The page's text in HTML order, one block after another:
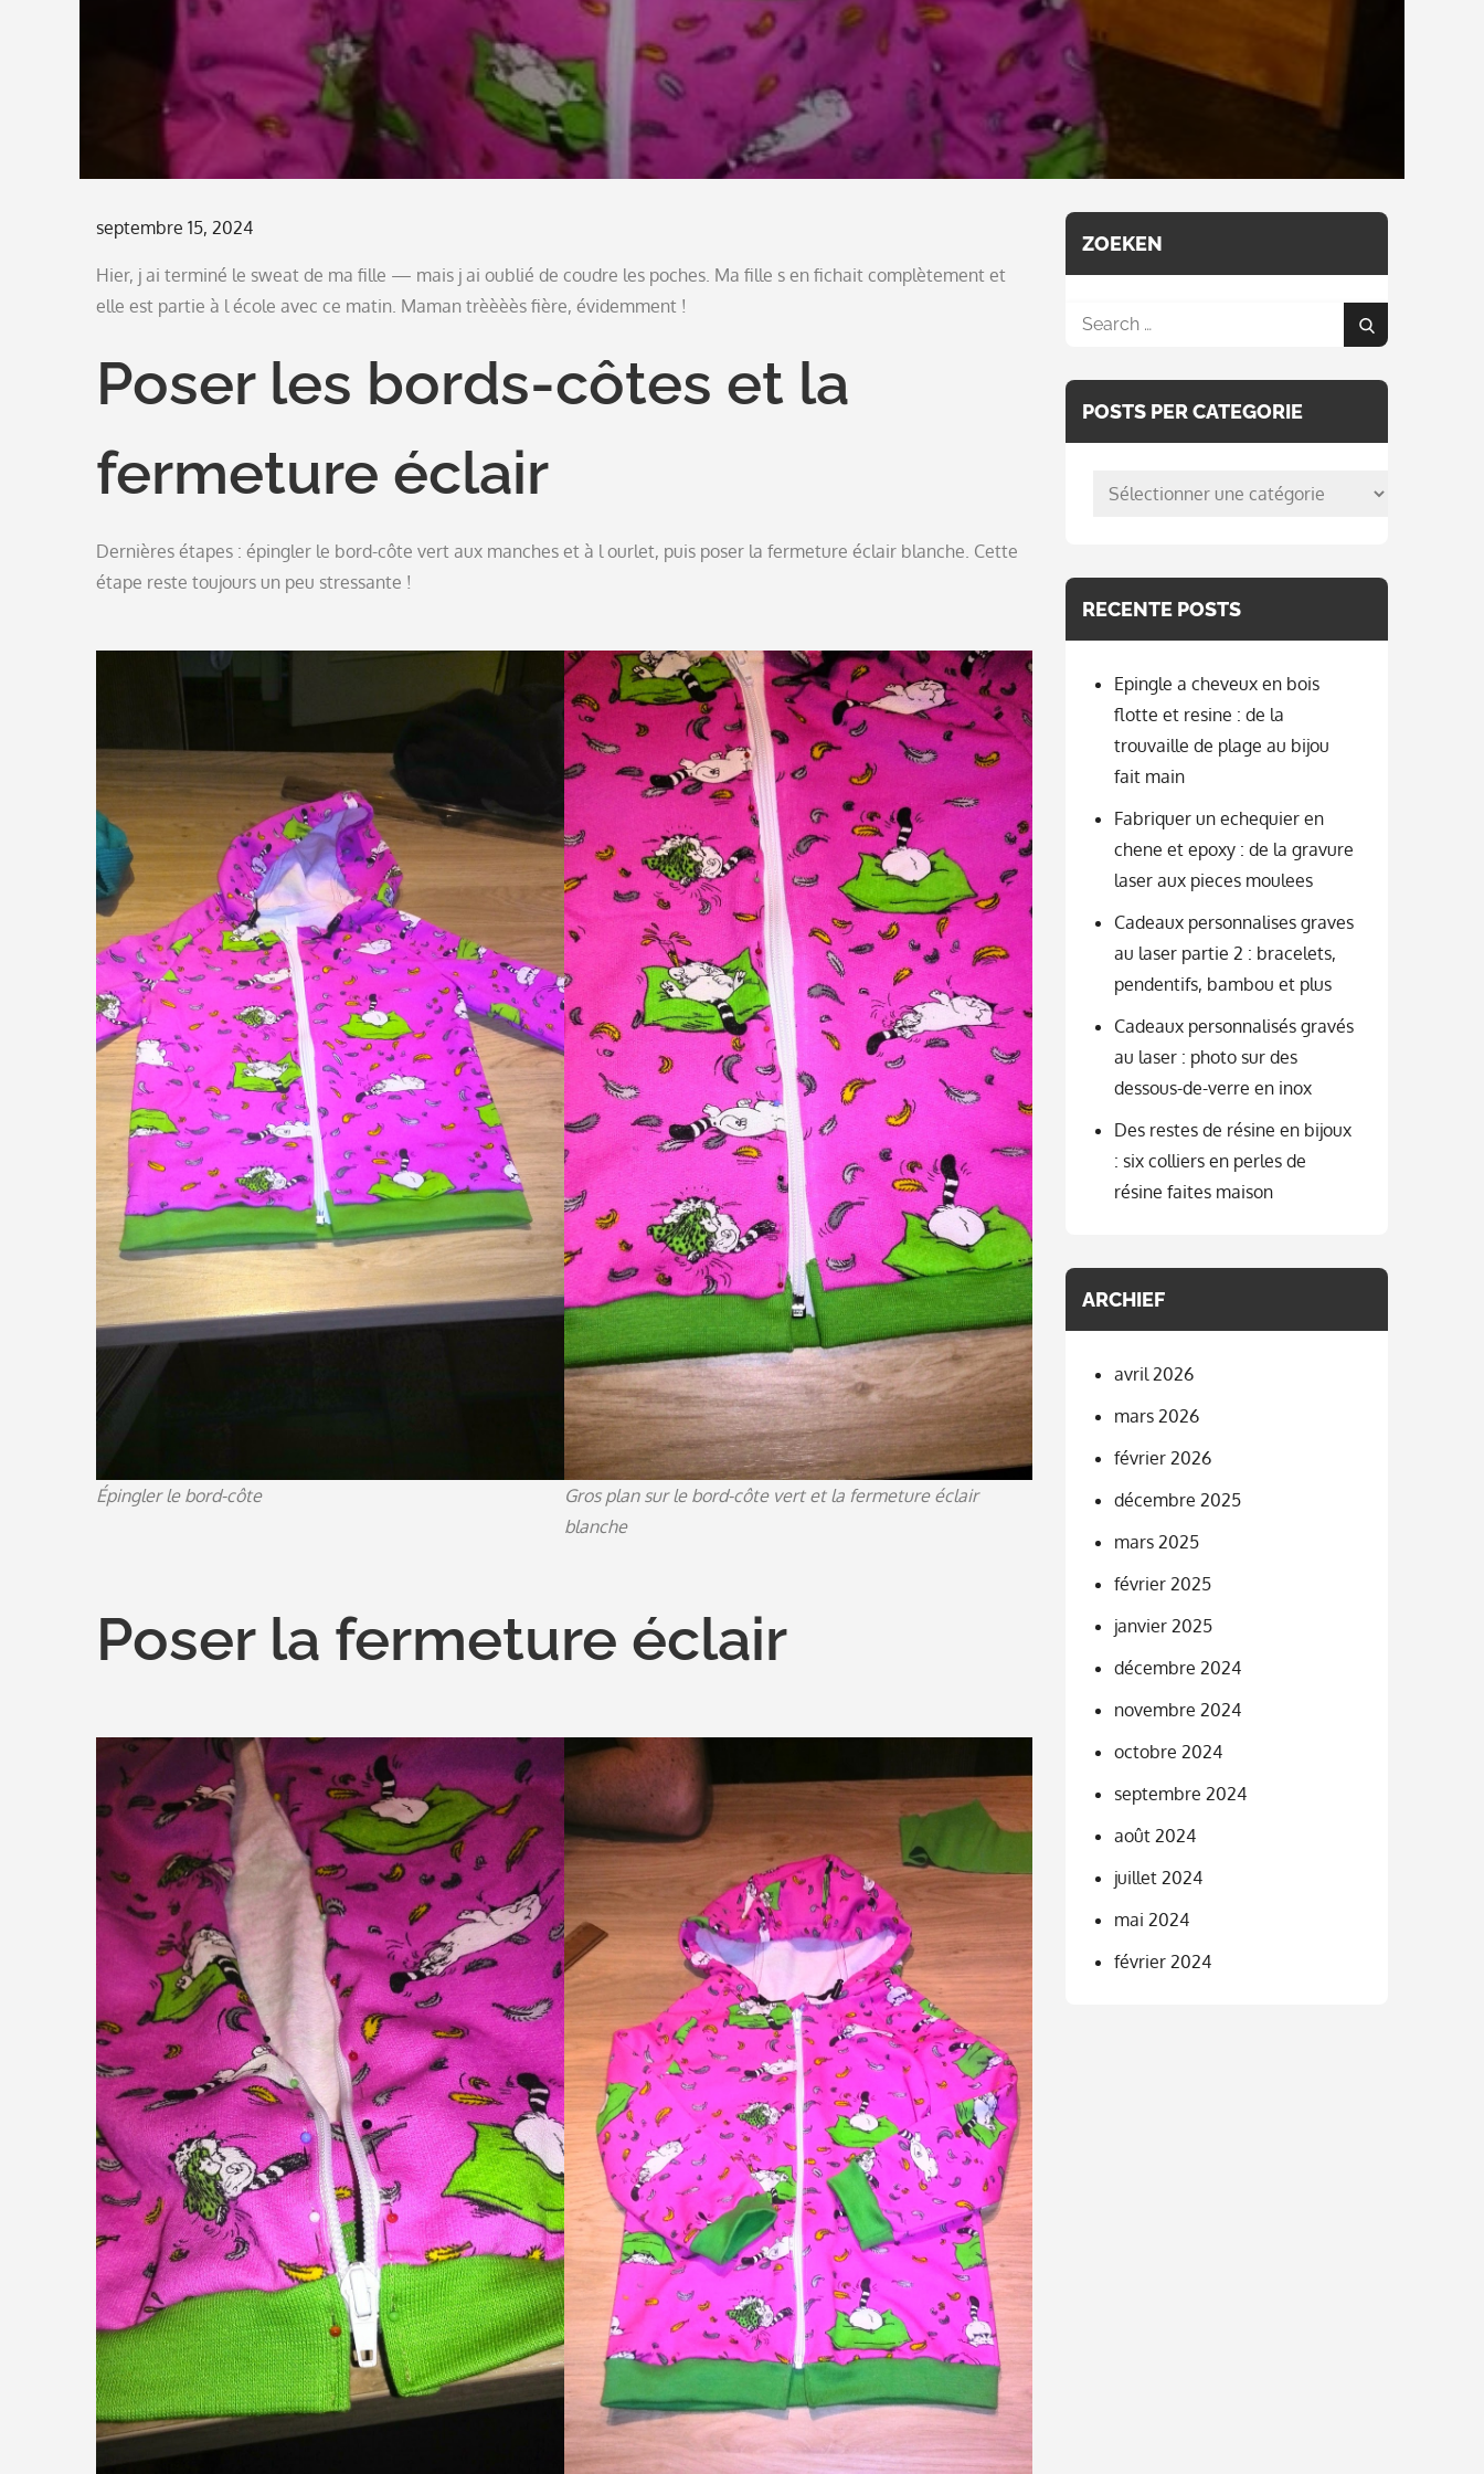
Posted
septembre 15, 2024
Hier, j ai terminé le sweat de ma fille — mais j ai oublié de coudre les poches. Ma fille s en fichait complètement et
elle est partie à l école avec ce matin. Maman trèèèès fière, évidemment !
Poser les bords-côtes et la
fermeture éclair
Dernières étapes : épingler le bord-côte vert aux manches et à l ourlet, puis poser la fermeture éclair blanche. Cette
étape reste toujours un peu stressante !
Épingler le bord-côte
Gros plan sur le bord-côte vert et la fermeture éclair
blanche
Poser la fermeture éclair
ZOEKEN
Search
Search
POSTS PER CATEGORIE
posts
RECENTE POSTS
Epingle a cheveux en bois
flotte et resine : de la
trouvaille de plage au bijou
fait main
Fabriquer un echequier en
chene et epoxy : de la gravure
laser aux pieces moulees
Cadeaux personnalises graves
au laser partie 2 : bracelets,
pendentifs, bambou et plus
Cadeaux personnalisés gravés
au laser : photo sur des
dessous-de-verre en inox
Des restes de résine en bijoux
: six colliers en perles de
résine faites maison
ARCHIEF
avril 2026
mars 2026
février 2026
décembre 2025
mars 2025
février 2025
janvier 2025
décembre 2024
novembre 2024
octobre 2024
septembre 2024
août 2024
juillet 2024
mai 2024
février 2024